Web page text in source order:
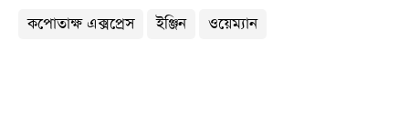
কপোতাক্ষ এক্সপ্রেস ইঞ্জিন ওয়েম্যান